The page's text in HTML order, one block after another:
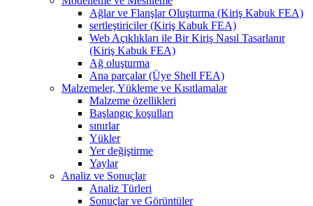
Ağlar ve Flanşlar Oluşturma (Kiriş Kabuk FEA)
sertleştiriciler (Kiriş Kabuk FEA)
Web Açıklıkları ile Bir Kiriş Nasıl Tasarlanır
(Kiriş Kabuk FEA)
Ağ oluşturma
Ana parçalar (Üye Shell FEA)
Malzemeler, Yükleme ve Kısıtlamalar
Malzeme özellikleri
Başlangıç ​​koşulları
sınırlar
Yükler
Yer değiştirme
Yaylar
Analiz ve Sonuçlar
Analiz Türleri
Sonuçlar ve Görüntüler